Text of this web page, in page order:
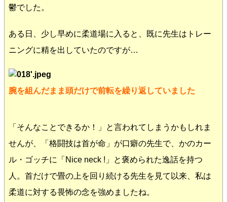
鬱でした。
ある日、少し早めに柔道場に入ると、既に先生はトレー
ニングに精を出していたのですが…
腕を組んだまま頭だけで前転を繰り返していました
「そんなことできるか！」と言われてしまうかもしれま
せんが、「格闘技は首が命」が口癖の先生で、かのカー
ル・ゴッチに「Nice neck !」と褒められた逸話を持つ
人。首だけで畳の上を回り続ける先生を見て以来、私は
柔道に対する畏怖の念を強めましたね。